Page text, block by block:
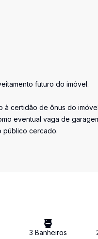
futuro do imóvel.
à certidão de ônus do
eventual vaga de
público cercado.
3 Banheiros